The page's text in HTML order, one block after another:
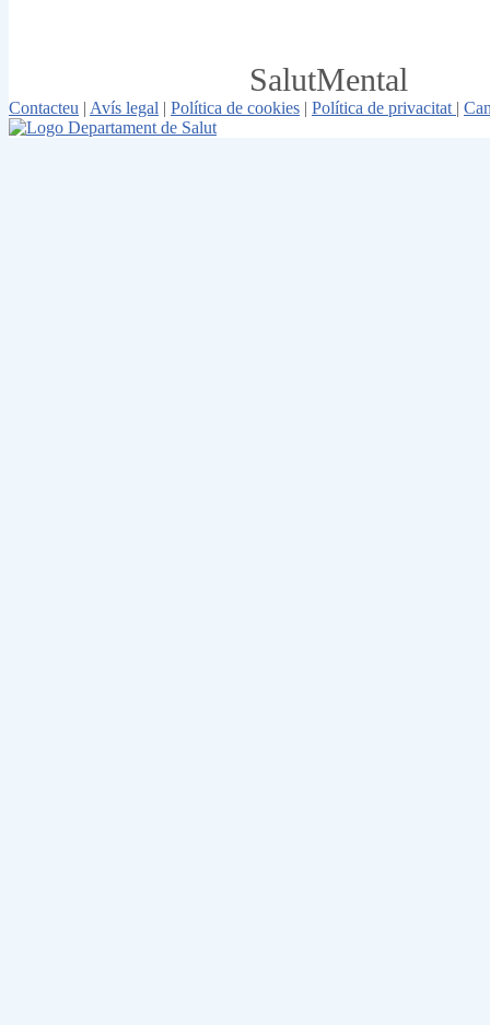
SalutMental
Contacteu | Avís legal | Política de cookies | Política de privacitat |